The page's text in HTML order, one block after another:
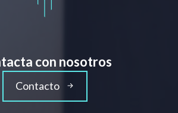
con nosotros
Contacto